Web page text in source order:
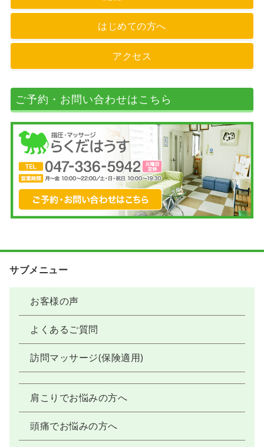
はじめての方へ
アクセス
ご予約・お問い合わせはこちら
サブメニュー
お客様の声
よくあるご質問
訪問マッサージ(保険適用)
肩こりでお悩みの方へ
頭痛でお悩みの方へ